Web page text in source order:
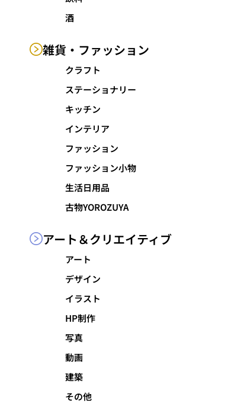
酒
雑貨・ ファッション
クラフト
ステーショナリー
キッチン
インテリア
ファッション
ファッション小物
生活日用品
古物YOROZUYA
アート＆クリエイティブ
アート
デザイン
イラスト
HP制作
写真
動画
建築
その他